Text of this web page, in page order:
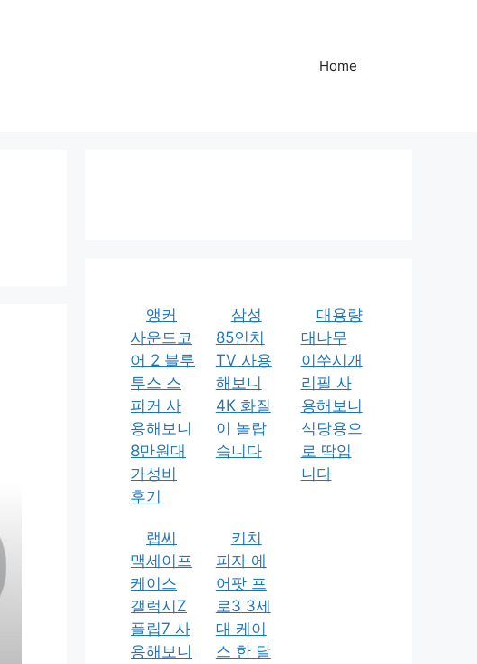
Home
앵커
사운드코
어 2 블루
투스 스
피커 사
용해보니
8만원대
가성비
후기
삼성
85인치
TV 사용
해보니
4K 화질
이 놀랍
습니다
대용량
대나무
이쑤시개
리필 사
용해보니
식당용으
로 딱입
니다
랩씨
맥세이프
케이스
갤럭시Z
플립7 사
용해보니
키치
피자 에
어팟 프
로3 3세
대 케이
스 한 달